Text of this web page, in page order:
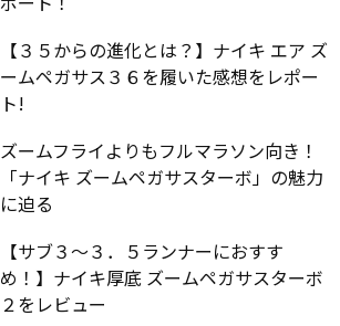
【３５からの進化とは？】ナイキ エア ズ
ームペガサス３６を履いた感想をレポー
ト!
ズームフライよりもフルマラソン向き！
「ナイキ ズームペガサスターボ」の魅力
に迫る
【サブ３〜３．５ランナーにおすす
め！】ナイキ厚底 ズームペガサスターボ
２をレビュー